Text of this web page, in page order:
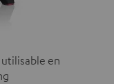
utilisable en